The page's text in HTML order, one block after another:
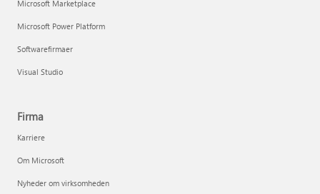
Microsoft Marketplace
Microsoft Power Platform
Softwarefirmaer
Visual Studio
Firma
Karriere
Om Microsoft
Nyheder om virksomheden